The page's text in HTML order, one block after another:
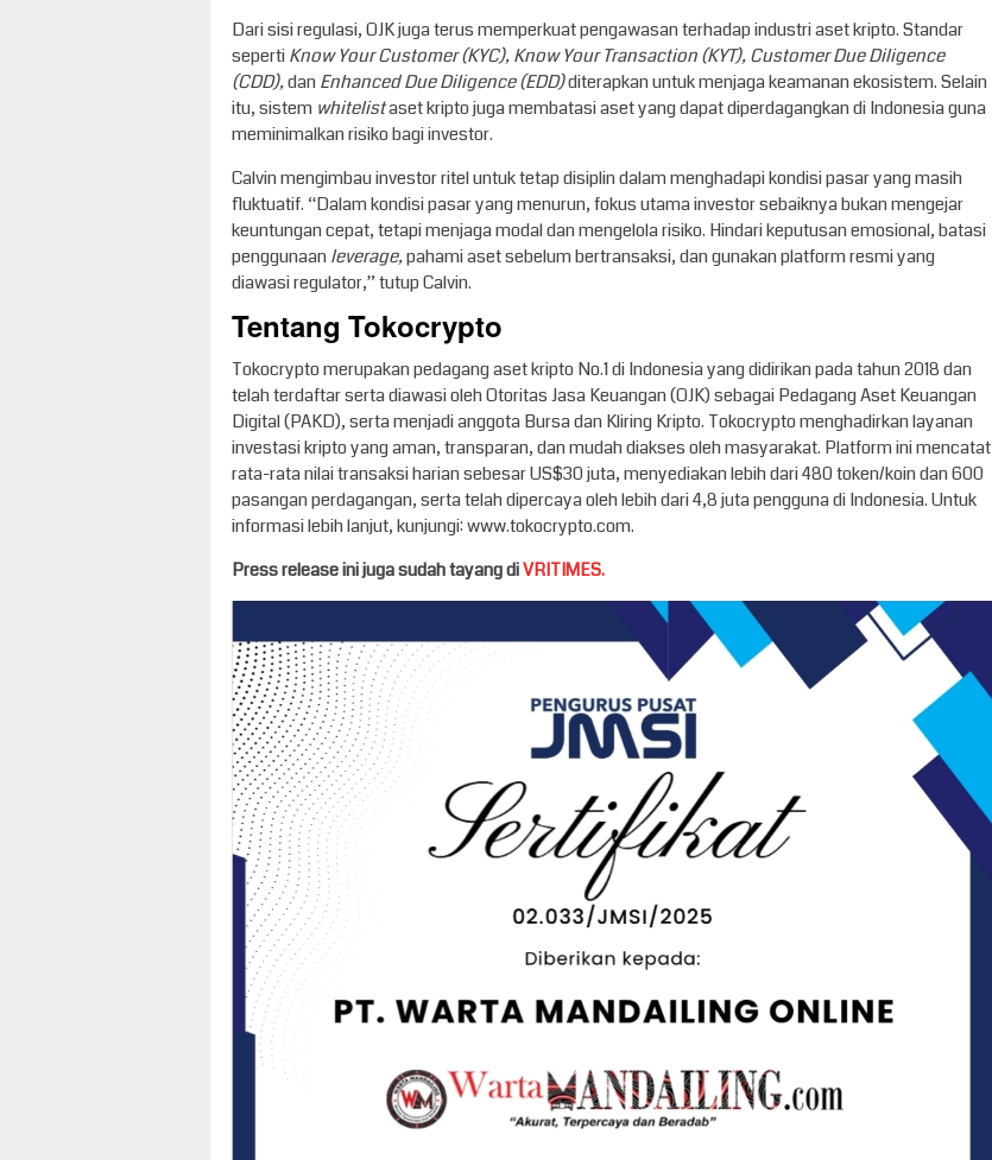
Dari sisi regulasi, OJK juga terus memperkuat pengawasan terhadap industri aset kripto. Standar
sepertiKnow Your Customer (KYC), Know Your Transaction (KYT), Customer Due Diligence
(CDD),danEnhanced Due Diligence (EDD)diterapkan untuk menjaga keamanan ekosistem. Selain
itu, sistem whitelistaset kripto juga membatasi aset yang dapat diperdagangkan di Indonesia guna
meminimalkan risiko bagi investor.
Calvin mengimbau investor ritel untuk tetap disiplin dalam menghadapi kondisi pasar yang masih
fluktuatif. “Dalam kondisi pasar yang menurun, fokus utama investor sebaiknya bukan mengejar
keuntungan cepat, tetapi menjaga modal dan mengelola risiko. Hindari keputusan emosional, batasi
penggunaanleverage,pahami aset sebelum bertransaksi, dan gunakan platform resmi yang
diawasi regulator,” tutup Calvin.
Tentang Tokocrypto
Tokocrypto merupakan pedagang aset kripto No.1 di Indonesia yang didirikan pada tahun 2018 dan
telah terdaftar serta diawasi oleh Otoritas Jasa Keuangan (OJK) sebagai Pedagang Aset Keuangan
Digital (PAKD), serta menjadi anggota Bursa dan Kliring Kripto. Tokocrypto menghadirkan layanan
investasi kripto yang aman, transparan, dan mudah diakses oleh masyarakat. Platform ini mencatat
rata-rata nilai transaksi harian sebesar US$30 juta, menyediakan lebih dari 480 token/koin dan 600
pasangan perdagangan, serta telah dipercaya oleh lebih dari 4,8 juta pengguna di Indonesia. Untuk
informasi lebih lanjut, kunjungi: www.tokocrypto.com.
Press release ini juga sudah tayang diVRITIMES.